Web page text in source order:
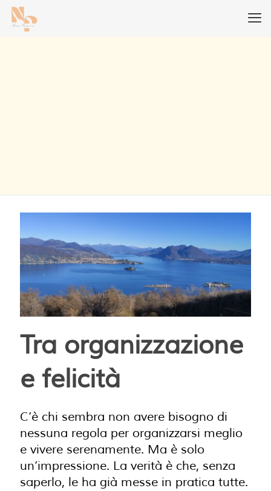
Tra organizzazione
e felicità
C’è chi sembra non avere bisogno di
nessuna regola per organizzarsi meglio
e vivere serenamente. Ma è solo
un’impressione. La verità è che, senza
saperlo, le ha già messe in pratica tutte.